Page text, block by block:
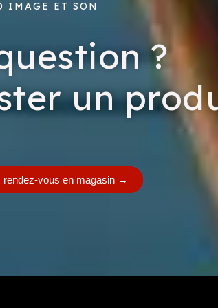
IMAGE ET SON
?
un
rendez-vous en magasin →